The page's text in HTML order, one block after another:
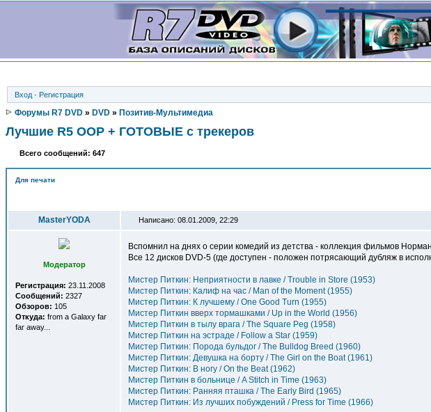
Вход · Регистрация
Форумы R7 DVD » DVD » Позитив-Мультимедиа
Лучшие R5 OOP + ГОТОВЫЕ с трекеров
Всего сообщений: 647
Для печати
MasterYODA Написано: 08.01.2009, 22:29
Модератор
Регистрация: 23.11.2008
Сообщений: 2327
Обзоров: 105
Откуда: from a Galaxy far
far away...
Вспомнил на днях о серии комедий из детства - коллекция фильмов
Все 12 дисков DVD-5 (где доступен - положен потрясающий дубляж в
Мистер Питкин: Неприятности в лавке / Trouble in Store (1953)
Мистер Питкин: Калиф на час / Man of the Moment (1955)
Мистер Питкин: К лучшему / One Good Turn (1955)
Мистер Питкин вверх тормашками / Up in the World (1956)
Мистер Питкин в тылу врага / The Square Peg (1958)
Мистер Питкин на эстраде / Follow a Star (1959)
Мистер Питкин: Порода бульдог / The Bulldog Breed (1960)
Мистер Питкин: Девушка на борту / The Girl on the Boat (1961)
Мистер Питкин: В ногу / On the Beat (1962)
Мистер Питкин в больнице / A Stitch in Time (1963)
Мистер Питкин: Ранняя пташка / The Early Bird (1965)
Мистер Питкин: Из лучших побуждений / Press for Time (1966)